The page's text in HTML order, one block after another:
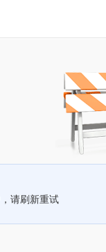
请刷新重试